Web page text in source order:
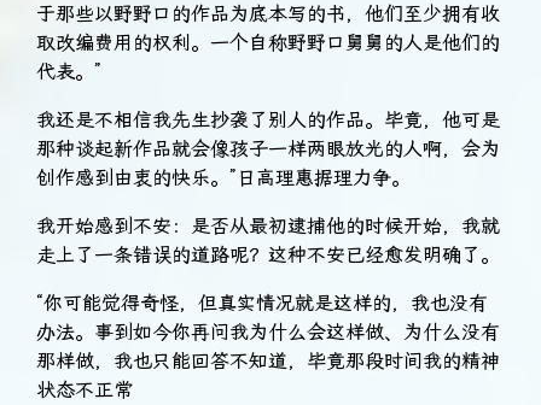
于那些以野野口的作品为底本写的书，他们至少拥有收
取改编费用的权利。一个自称野野口舅舅的人是他们的
代表。”
我还是不相信我先生抄袭了别人的作品。毕竟，他可是
那种谈起新作品就会像孩子一样两眼放光的人啊，会为
创作感到由衷的快乐。”日高理惠据理力争。
我开始感到不安：是否从最初逮捕他的时候开始，我就
走上了一条错误的道路呢？这种不安已经愈发明确了。
“你可能觉得奇怪，但真实情况就是这样的，我也没有
办法。事到如今你再问我为什么会这样做、为什么没有
那样做，我也只能回答不知道，毕竟那段时间我的精神
状态不正常